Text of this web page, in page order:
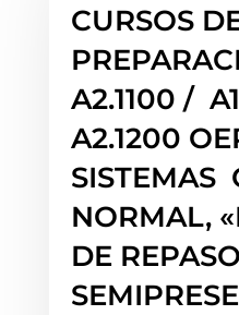
CURSOS
A2.1100 /
A2.1200
SISTEMAS
NORMAL,
DE